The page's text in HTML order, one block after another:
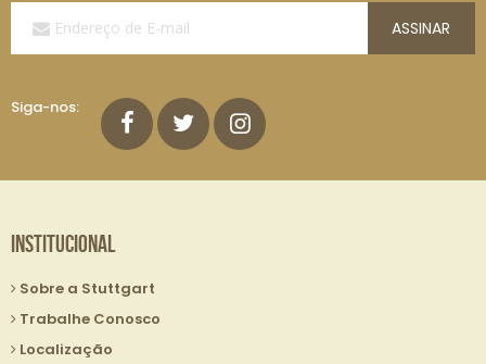
Nossa
E-
ASSINAR
Siga-nos:
Institucional
Sobre a Stuttgart
Trabalhe Conosco
Localização